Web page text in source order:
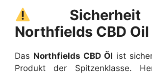
Northfields CBD Oil
Das Northfields CBD Öl ist
Produkt der Spitzenklasse.